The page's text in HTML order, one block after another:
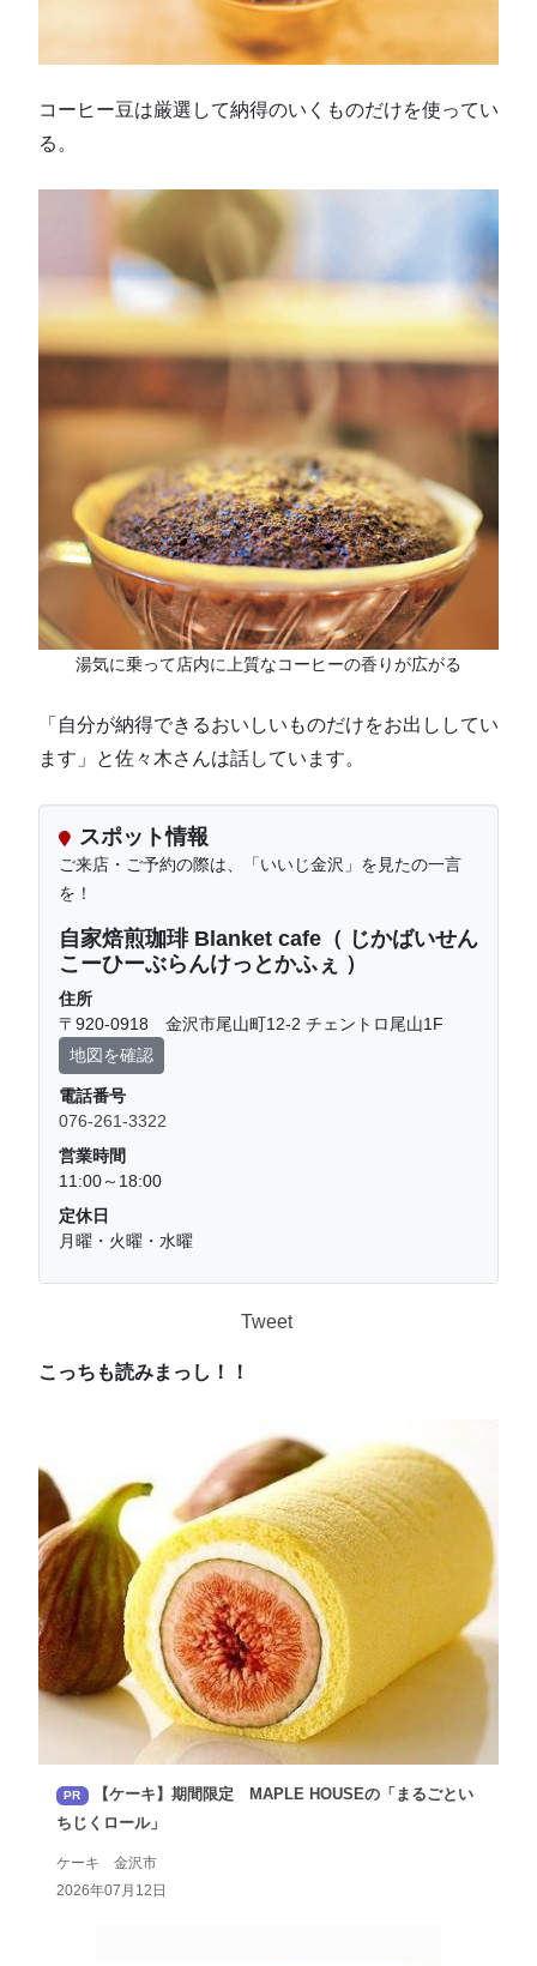
コーヒー豆は厳選して納得のいくものだけを使ってい
る。
湯気に乗って店内に上質なコーヒーの香りが広がる
「自分が納得できるおいしいものだけをお出ししてい
ます」と佐々木さんは話しています。
スポット情報
ご来店・ご予約の際は、「いいじ金沢」を見たの一言
を！
自家焙煎珈琲 Blanket cafe（ じかばいせん
こーひーぶらんけっとかふぇ ）
住所
〒920-0918 金沢市尾山町12-2 チェントロ尾山1F
地図を確認
電話番号
076-261-3322
営業時間
11:00～18:00
定休日
月曜・火曜・水曜
Tweet
こっちも読みまっし！！
PR
【ケーキ】期間限定 MAPLE HOUSEの「まるごとい
ちじくロール」
ケーキ 金沢市
2026年07月12日